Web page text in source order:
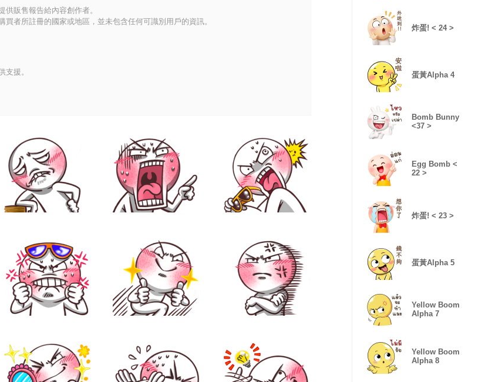
供販售報告給內容創作者。
買者所註冊的國家或地區，並未包含任何可識別用戶的資訊。
支援。
炸蛋! < 24 >
蛋黃Alpha 4
Bomb Bunny
<37 >
Egg Bomb <
22 >
炸蛋! < 23 >
蛋黃Alpha 5
Yellow Boom
Alpha 7
Yellow Boom
Alpha 8